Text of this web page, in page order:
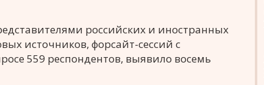
российских и иностранных
источников, форсайт-сессий с
559 респондентов, выявило восемь